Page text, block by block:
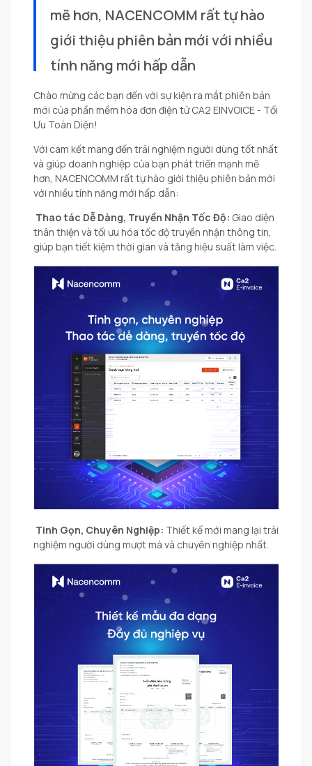
mẽ hơn, NACENCOMM rất tự hào
giới thiệu phiên bản mới với nhiều
Chào mừng các bạn đến với sự kiện ra mắt phiên bản
mới của phần mềm hóa đơn điện tử CA2 EINVOICE - Tối
Ưu Toàn Diện!
Với cam kết mang đến trải nghiệm người dùng tốt nhất
và giúp doanh nghiệp của bạn phát triển mạnh mẽ
hơn, NACENCOMM rất tự hào giới thiệu phiên bản mới
với nhiều tính năng mới hấp dẫn:
Thao tác Dễ Dàng, Truyền Nhận Tốc Độ: Giao diện
thân thiện và tối ưu hóa tốc độ truyền nhận thông tin,
giúp bạn tiết kiệm thời gian và tăng hiệu suất làm việc.
Tinh Gọn, Chuyên Nghiệp: Thiết kế mới mang lại trải
nghiệm người dùng mượt mà và chuyên nghiệp nhất.